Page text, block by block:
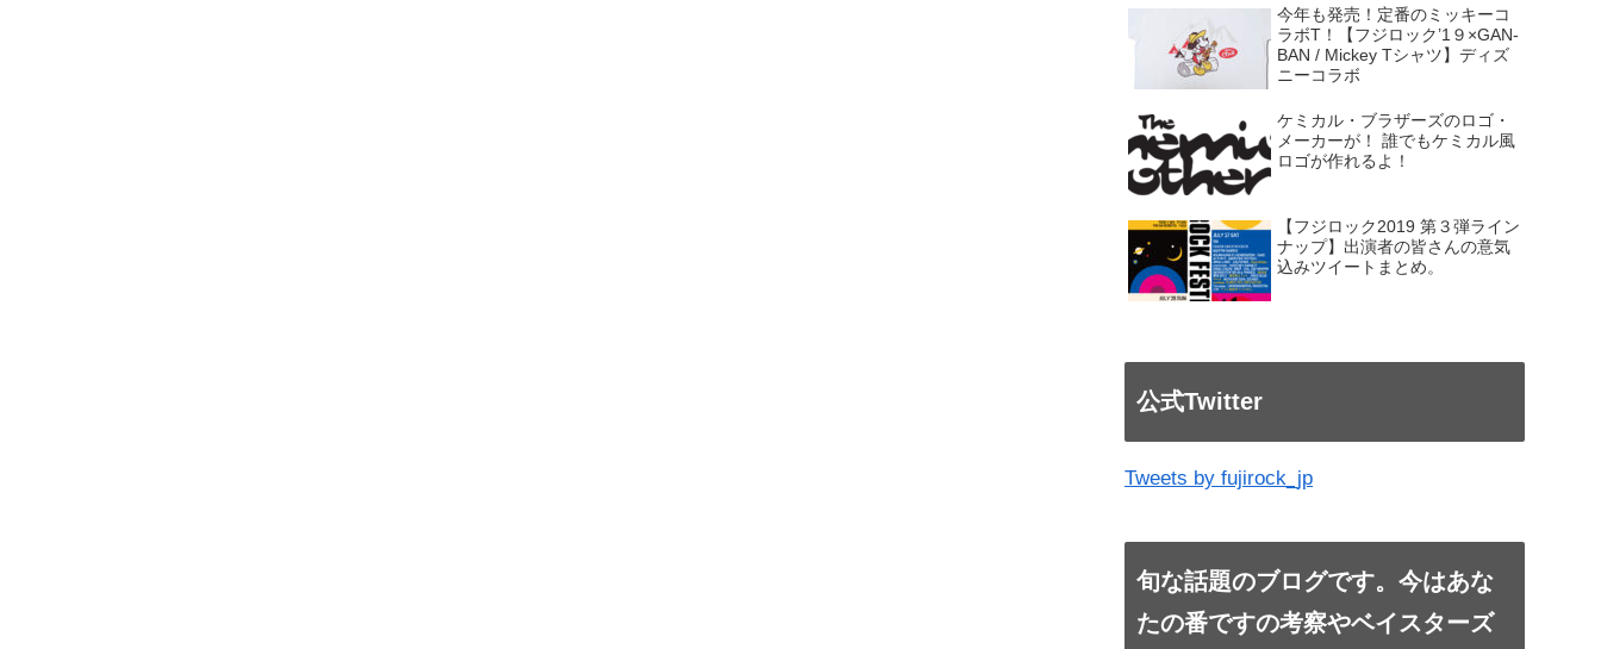
今年も発売！定番のミッキーコ
ラボT！【フジロック’1９×GAN-
BAN / Mickey Tシャツ】ディズ
ニーコラボ
ケミカル・ブラザーズのロゴ・
メーカーが！ 誰でもケミカル風
ロゴが作れるよ！
【フジロック2019 第３弾ライン
ナップ】出演者の皆さんの意気
込みツイートまとめ。
公式Twitter
Tweets by fujirock_jp
旬な話題のブログです。今はあな
たの番ですの考察やベイスターズ